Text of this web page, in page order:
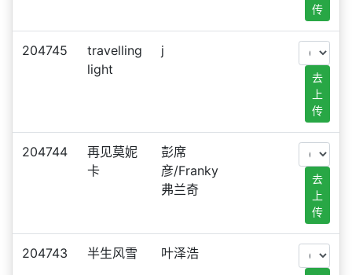
传
204745
travelling
light
j
去
上
传
204744
再见莫妮
卡
彭席
彦/Franky
弗兰奇
去
上
传
204743 半生风雪 叶泽浩